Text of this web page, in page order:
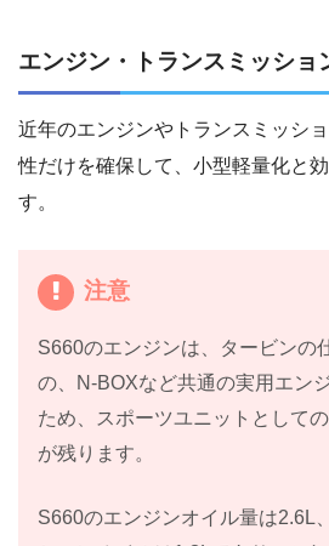
エンジン・トランスミッショ
近年のエンジンやトランスミッシ
性だけを確保して、小型軽量化と
す。
注意
S660のエンジンは、タービンの
の、N-BOXなど共通の実用エン
ため、スポーツユニットとして
が残ります。
S660のエンジンオイル量は2.6L